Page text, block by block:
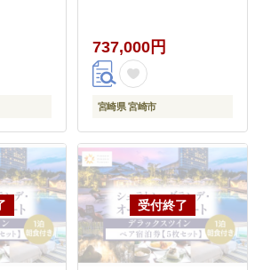
枚セット
737,000円
宮崎県 宮崎市